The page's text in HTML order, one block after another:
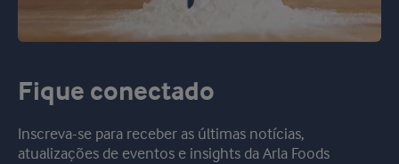
Fique conectado
Inscreva-se para receber as últimas notícias,
atualizações de eventos e insights da Arla Foods